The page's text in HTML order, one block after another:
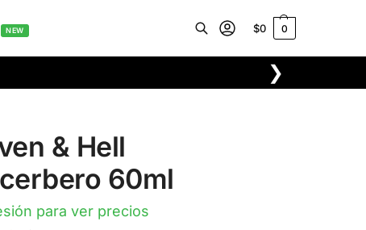
NEW $0 0
❯
& Hell
60ml
para ver precios